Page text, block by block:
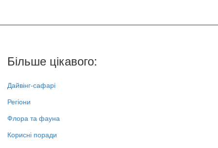
Більше цікавого:
Дайвінг-сафарі
Регіони
Флора та фауна
Корисні поради